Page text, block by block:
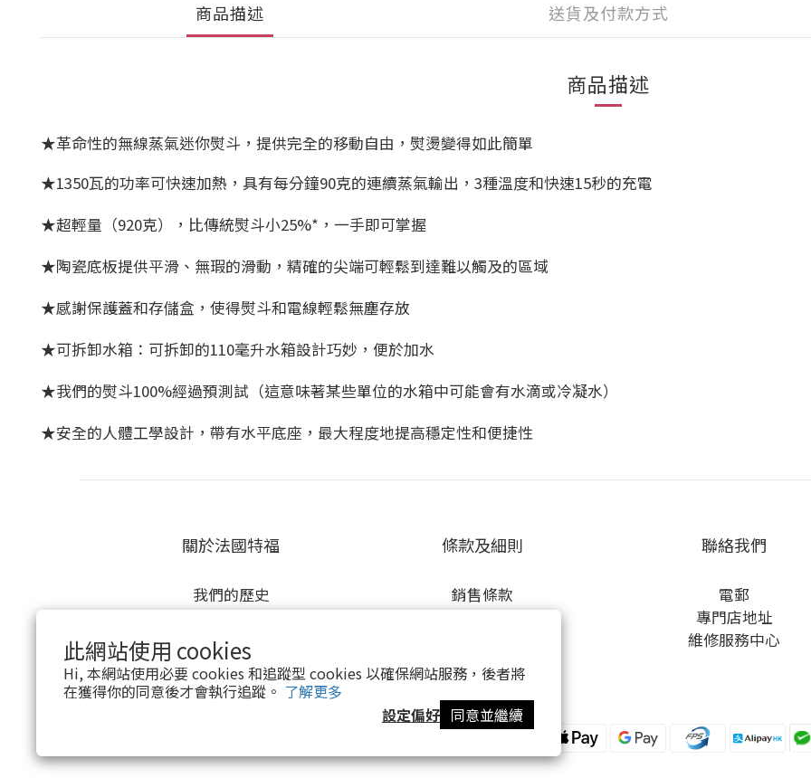
此網站使用 cookies
Hi, 本網站使用必要 cookies 和追蹤型 cookies 以確保網站服務，後者將
在獲得你的同意後才會執行追蹤。 了解更多
設定偏好 同意並繼續
商品描述 送貨及付款方式
商品描述
★革命性的無線蒸氣迷你熨斗，提供完全的移動自由，熨燙變得如此簡單
★1350瓦的功率可快速加熱，具有每分鐘90克的連續蒸氣輸出，3種溫度和快速15秒的充電
★超輕量（920克），比傳統熨斗小25%*，一手即可掌握
★陶瓷底板提供平滑、無瑕的滑動，精確的尖端可輕鬆到達難以觸及的區域
★感謝保護蓋和存儲盒，使得熨斗和電線輕鬆無塵存放
★可拆卸水箱：可拆卸的110毫升水箱設計巧妙，便於加水
★我們的熨斗100%經過預測試（這意味著某些單位的水箱中可能會有水滴或冷凝水）
★安全的人體工學設計，帶有水平底座，最大程度地提高穩定性和便捷性
關於法國特福
我們的歷史
我們的承諾
我們的創新
條款及細則
銷售條款
私隱條款
一般使用條款
Cookie政策
聯絡我們
電郵
專門店地址
維修服務中心